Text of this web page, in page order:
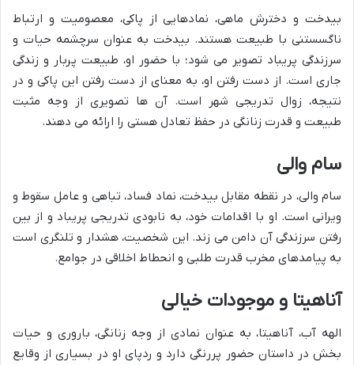
بیدخت و دخترش ماهی، نمادهایی از پاکی، معصومیت و ارتباط
ناگسستنی با طبیعت هستند. بیدخت به عنوان سرچشمه حیات و
سرزندگی پریباد تصویر می شود؛ با حضور او، طبیعت پربار و زندگی
جاری است. از دست رفتن او، به معنای از دست رفتن این پاکی و در
نتیجه، زوال تدریجی شهر است. آن ها تصویری از وجه مثبت
طبیعت و قدرت زنانگی در حفظ تعادل هستی را ارائه می دهند.
سام والی
سام والی، در نقطه مقابل بیدخت، نماد فساد، تباهی و عامل سقوط و
ویرانی است. او با اقدامات خود، به نابودی تدریجی پریباد و از بین
رفتن سرزندگی آن دامن می زند. این شخصیت، هشدار و تلنگری است
به پیامدهای مخرب قدرت طلبی و انحطاط اخلاقی در جوامع.
آناهیتا و موجودات خیالی
الهه آب، آناهیتا، به عنوان نمادی از وجه زنانگی، باروری و حیات
بخش در داستان حضور پررنگی دارد و ردپای او در بسیاری از وقایع